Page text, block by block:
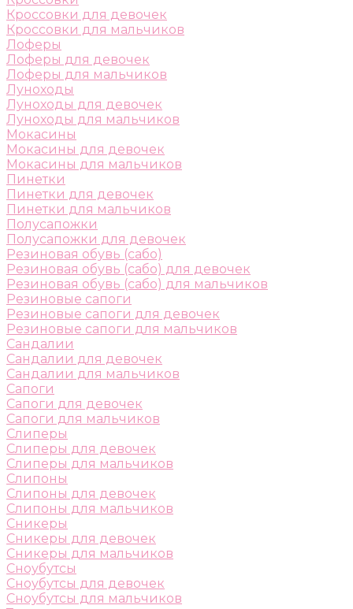
Кроссовки для девочек
Кроссовки для мальчиков
Лоферы
Лоферы для девочек
Лоферы для мальчиков
Луноходы
Луноходы для девочек
Луноходы для мальчиков
Мокасины
Мокасины для девочек
Мокасины для мальчиков
Пинетки
Пинетки для девочек
Пинетки для мальчиков
Полусапожки
Полусапожки для девочек
Резиновая обувь (сабо)
Резиновая обувь (сабо) для девочек
Резиновая обувь (сабо) для мальчиков
Резиновые сапоги
Резиновые сапоги для девочек
Резиновые сапоги для мальчиков
Сандалии
Сандалии для девочек
Сандалии для мальчиков
Сапоги
Сапоги для девочек
Сапоги для мальчиков
Слиперы
Слиперы для девочек
Слиперы для мальчиков
Слипоны
Слипоны для девочек
Слипоны для мальчиков
Сникеры
Сникеры для девочек
Сникеры для мальчиков
Сноубутсы
Сноубутсы для девочек
Сноубутсы для мальчиков